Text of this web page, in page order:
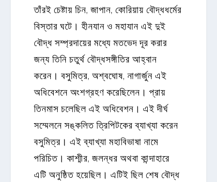
তাঁরই চেষ্টায় চিন, জাপান, কোরিয়ায় বৌদ্ধধর্মের
বিস্তার ঘটে। হীনযান ও মহাযান এই দুই
বৌদ্ধ সম্প্রদায়ের মধ্যে মতভেদ দূর করার
জন্য তিনি চতুর্থ বৌদ্ধসঙ্গীতির আহ্বান
করেন। বসুমিত্র, অশ্বঘোষ, নাগার্জুন এই
অধিবেশনে অংশগ্রহণ করেছিলেন। প্রায়
তিনমাস চলেছিল এই অধিবেশন। এই দীর্ঘ
সম্মেলনে সঙ্কলিত ত্রিপিটকের ব্যাখ্যা করেন
বসুমিত্র। এই ব্যাখ্যা মহাবিভাষা নামে
পরিচিত। কাশ্মীর, জলন্ধর অথবা কান্দাহারে
এটি অনুষ্ঠিত হয়েছিল। এটিই ছিল শেষ বৌদ্ধ